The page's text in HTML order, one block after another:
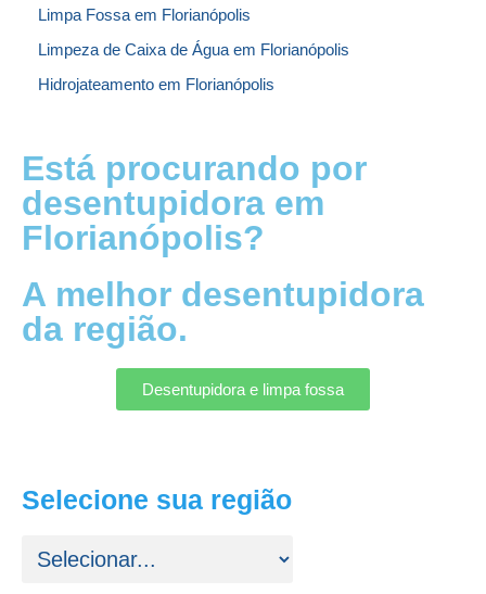
Limpa Fossa em Florianópolis
Limpeza de Caixa de Água em Florianópolis
Hidrojateamento em Florianópolis
Está procurando por
desentupidora em
Florianópolis?
A melhor desentupidora
da região.
Desentupidora e limpa fossa
Selecione sua região